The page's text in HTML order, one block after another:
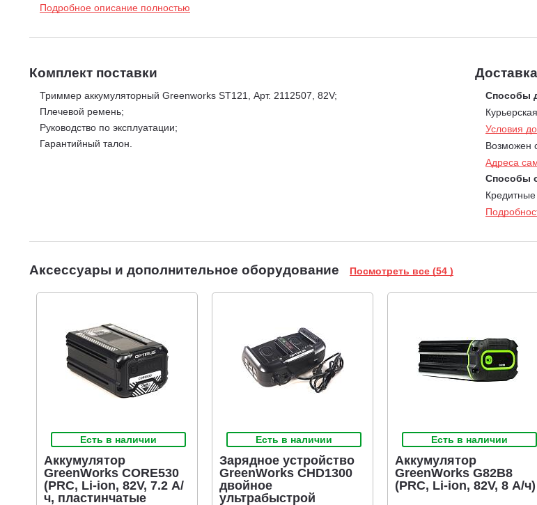
Инновационный бесщеточный двигатель DigiPro, которым оснащен инструмент, обладает рядом
Подробное описание полностью
Комплект поставки
Триммер аккумуляторный Greenworks ST121, Арт. 2112507, 82V;
Плечевой ремень;
Руководство по эксплуатации;
Гарантийный талон.
Способы
Условия
Возможен
Адреса
Способы
Аксессуары и дополнительное оборудование Посмотреть все (54 )
Есть в наличии
Аккумулятор
GreenWorks CORE530
(PRC, Li-ion, 82V, 7.2 А/
ч, пластинчатые
Есть в наличии
Зарядное устройство
GreenWorks CHD1300
двойное
ультрабыстрой
Есть в наличии
Аккумулятор
GreenWorks G82B8
(PRC, Li-ion, 82V, 8 А/ч)